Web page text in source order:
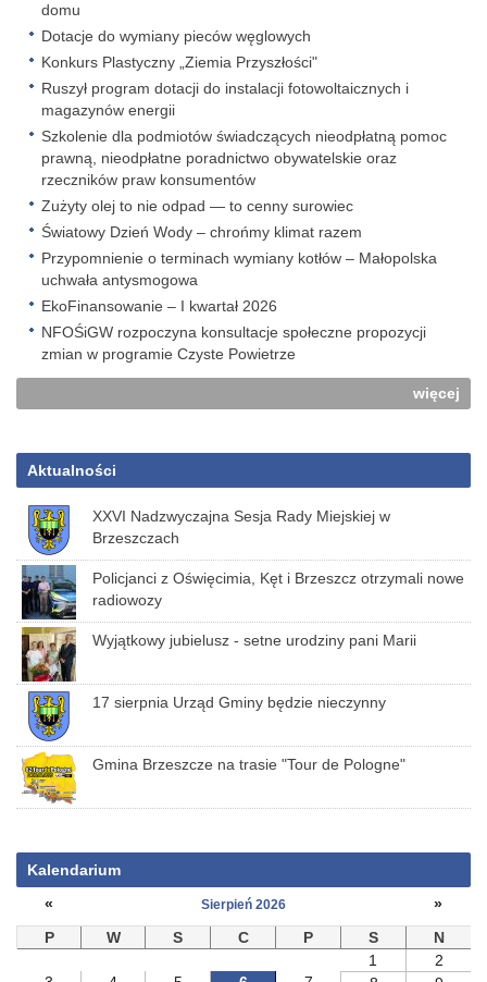
domu
Dotacje do wymiany pieców węglowych
Konkurs Plastyczny „Ziemia Przyszłości"
Ruszył program dotacji do instalacji fotowoltaicznych i
magazynów energii
Szkolenie dla podmiotów świadczących nieodpłatną pomoc
prawną, nieodpłatne poradnictwo obywatelskie oraz
rzeczników praw konsumentów
Zużyty olej to nie odpad — to cenny surowiec
Światowy Dzień Wody – chrońmy klimat razem
Przypomnienie o terminach wymiany kotłów – Małopolska
uchwała antysmogowa
EkoFinansowanie – I kwartał 2026
NFOŚiGW rozpoczyna konsultacje społeczne propozycji
zmian w programie Czyste Powietrze
więcej
Aktualności
XXVI Nadzwyczajna Sesja Rady Miejskiej w
Brzeszczach
Policjanci z Oświęcimia, Kęt i Brzeszcz otrzymali nowe
radiowozy
Wyjątkowy jubielusz - setne urodziny pani Marii
17 sierpnia Urząd Gminy będzie nieczynny
Gmina Brzeszcze na trasie "Tour de Pologne"
Kalendarium
«
Sierpień 2026
»
P
W S C P S
N
1
2